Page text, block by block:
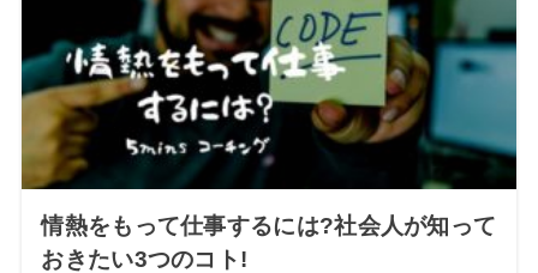
情熱をもって仕事するには?社会人が知って
おきたい3つのコト!